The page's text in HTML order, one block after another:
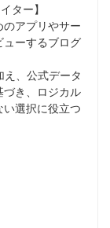
ター】
アプリやサー
ューするブログ
、公式データ
づき、ロジカル
選択に役立つ